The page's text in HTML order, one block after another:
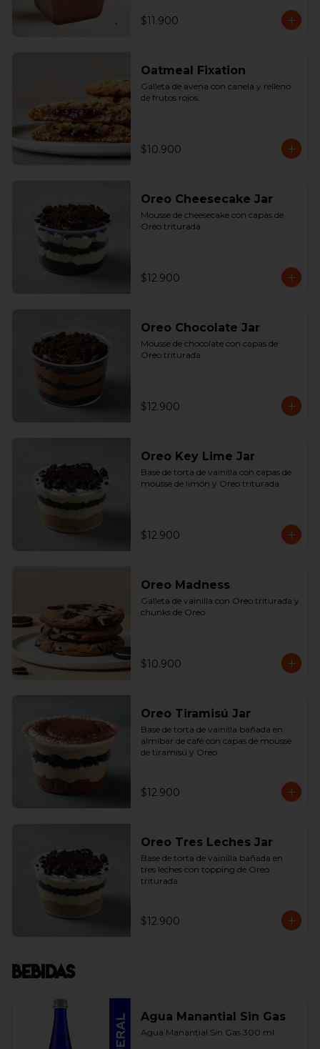
$11.900
Oatmeal Fixation
Galleta de avena con canela y relleno
de frutos rojos.
$10.900
Oreo Cheesecake Jar
Mousse de cheesecake con capas de
Oreo triturada.
$12.900
Oreo Chocolate Jar
Mousse de chocolate con capas de
Oreo triturada.
$12.900
Oreo Key Lime Jar
Base de torta de vainilla con capas de
mousse de limón y Oreo triturada.
$12.900
Oreo Madness
Galleta de vainilla con Oreo triturada y
chunks de Oreo.
$10.900
Oreo Tiramisú Jar
Base de torta de vainilla bañada en
almíbar de café con capas de mousse
de tiramisú y Oreo.
$12.900
Oreo Tres Leches Jar
Base de torta de vainilla bañada en
tres leches con topping de Oreo
triturada.
$12.900
Bebidas
Agua Manantial Sin Gas
Agua Manantial Sin Gas 300 ml